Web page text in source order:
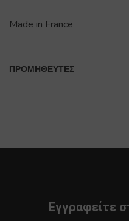
Made in France
ΠΡΟΜΗΘΕΥΤΕΣ
Εγγραφείτε